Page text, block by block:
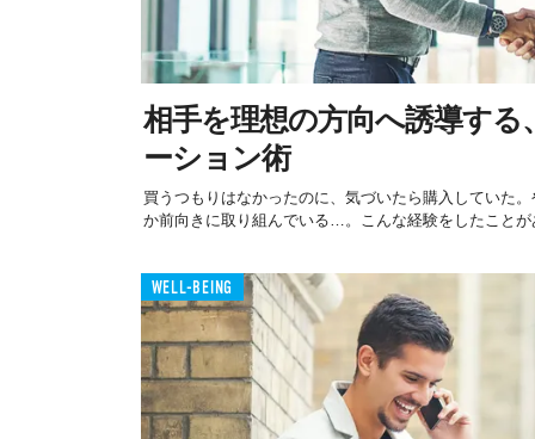
相手を理想の方向へ誘導す
ーション術
買うつもりはなかったのに、気づいたら購入していた
か前向きに取り組んでいる…。こんな経験をしたこと
WELL-BEING